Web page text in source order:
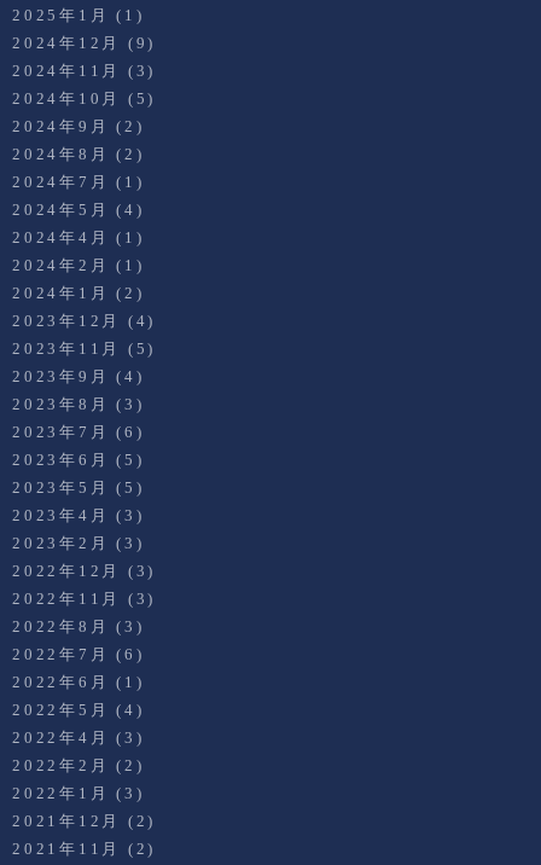
2025年1月
(1)
2024年12月
(9)
2024年11月
(3)
2024年10月
(5)
2024年9月
(2)
2024年8月
(2)
2024年7月
(1)
2024年5月
(4)
2024年4月
(1)
2024年2月
(1)
2024年1月
(2)
2023年12月
(4)
2023年11月
(5)
2023年9月
(4)
2023年8月
(3)
2023年7月
(6)
2023年6月
(5)
2023年5月
(5)
2023年4月
(3)
2023年2月
(3)
2022年12月
(3)
2022年11月
(3)
2022年8月
(3)
2022年7月
(6)
2022年6月
(1)
2022年5月
(4)
2022年4月
(3)
2022年2月
(2)
2022年1月
(3)
2021年12月
(2)
2021年11月
(2)